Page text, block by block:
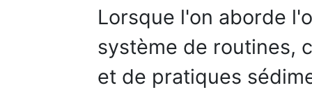
Lorsque l'on aborde
système de routines,
et de pratiques